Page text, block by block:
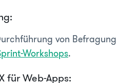
von Befragung
Workshops.
für Web-Apps: